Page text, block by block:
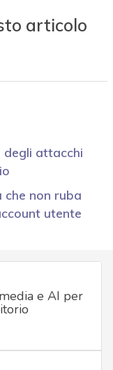
articolo
degli attacchi
che non ruba
utente
e AI per